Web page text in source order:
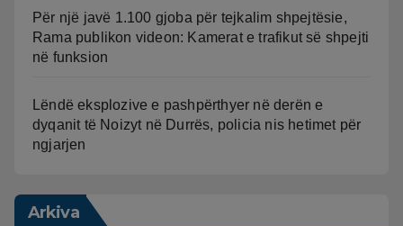
Për një javë 1.100 gjoba për tejkalim shpejtësie,
Rama publikon videon: Kamerat e trafikut së shpejti
në funksion
Lëndë eksplozive e pashpërthyer në derën e
dyqanit të Noizyt në Durrës, policia nis hetimet për
ngjarjen
Arkiva